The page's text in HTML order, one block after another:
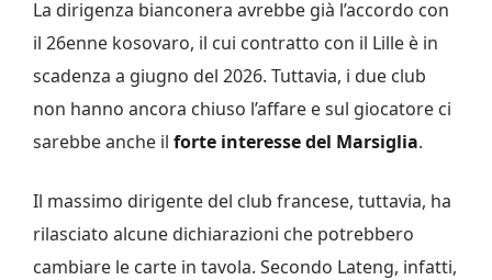
La dirigenza bianconera avrebbe già l’accordo con
il 26enne kosovaro, il cui contratto con il Lille è in
scadenza a giugno del 2026. Tuttavia, i due club
non hanno ancora chiuso l’affare e sul giocatore ci
sarebbe anche il forte interesse del Marsiglia.
Il massimo dirigente del club francese, tuttavia, ha
rilasciato alcune dichiarazioni che potrebbero
cambiare le carte in tavola. Secondo Lateng, infatti,